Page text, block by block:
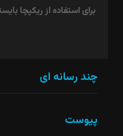
نباید
چند رسانه ای
پیوست